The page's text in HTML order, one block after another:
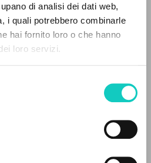
di analisi dei dati web,
i quali potrebbero combinarle
hai fornito loro o che hanno
loro servizi.
PROJECT
full texts in 5
thematic sections.